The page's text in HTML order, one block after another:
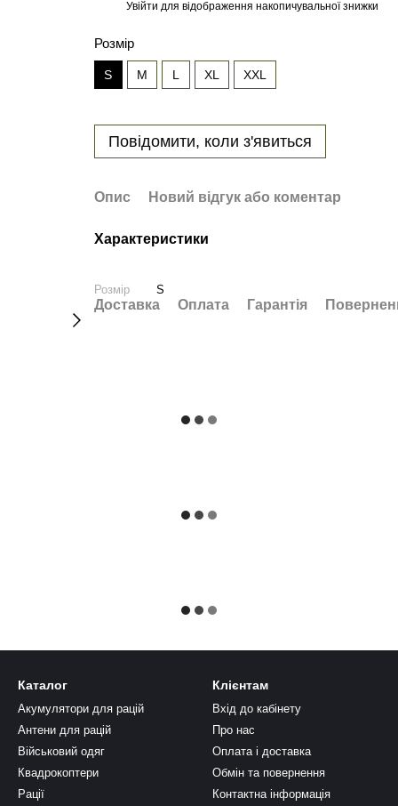
Увійти для відображення накопичувальної знижки
Розмір
S M L XL XXL
Повідомити, коли з'явиться
Опис Новий відгук або коментар
Характеристики
Розмір S
Доставка Оплата Гарантія
Каталог
Акумулятори для рацій
Антени для рацій
Військовий одяг
Квадрокоптери
Рації
Клієнтам
Вхід до кабінету
Про нас
Оплата і доставка
Обмін та повернення
Контактна інформація